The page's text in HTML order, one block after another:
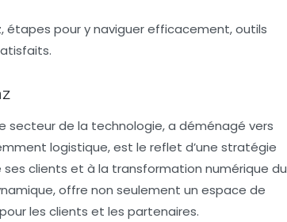
étapes pour y naviguer efficacement, outils
secteur de la technologie, a déménagé vers
logistique, est le reflet d’une stratégie
clients et à la transformation numérique du
offre non seulement un espace de
les clients et les partenaires.